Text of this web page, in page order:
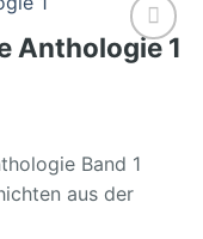
Add to
Anthologie 1
Band 1
aus der